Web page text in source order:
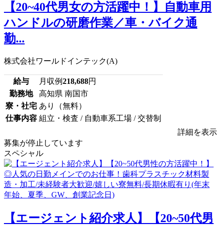
【20~40代男女の方活躍中！】自動車用
ハンドルの研磨作業／車・バイク通
勤...
株式会社ワールドインテック(A)
給与 月収例218,688円
勤務地
高知県 南国市
寮・社宅 あり（無料）
仕事内容 組立・検査 / 自動車系工場 / 交替制
詳細を表示
募集が停止しています
スペシャル
【エージェント紹介求人】【20~50代男